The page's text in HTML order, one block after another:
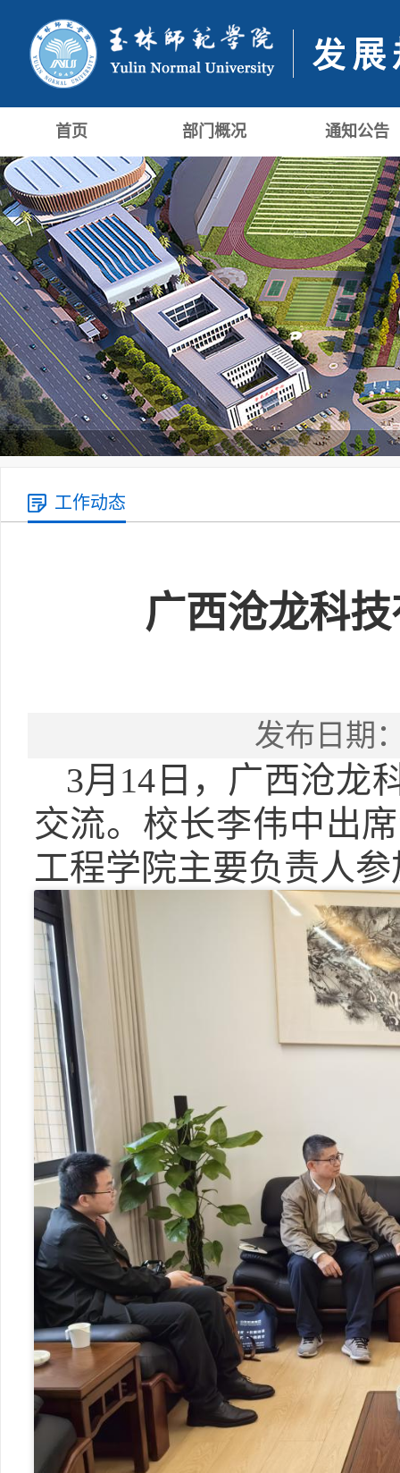
首页 部门概况 通知公告
工作动态
广西沧龙科
发布日期
3月14日，广西沧龙
交流。校长李伟中出
工程学院主要负责人